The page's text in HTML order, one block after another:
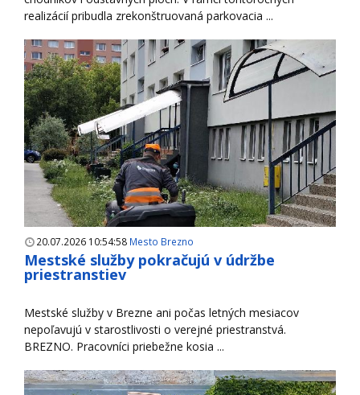
realizácií pribudla zrekonštruovaná parkovacia ...
20.07.2026 10:54:58 Mesto Brezno
Mestské služby pokračujú v údržbe
priestranstiev
Mestské služby v Brezne ani počas letných mesiacov
nepoľavujú v starostlivosti o verejné priestranstvá.
BREZNO. Pracovníci priebežne kosia ...